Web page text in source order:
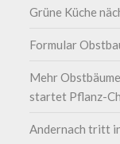
Grüne Küche
Formular
Mehr
startet Pflanz-
Andernach tritt